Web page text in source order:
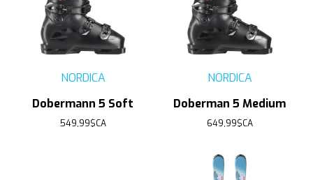
NORDICA
Dobermann 5 Soft
549,99$CA
NORDICA
Doberman 5 Medium
649,99$CA